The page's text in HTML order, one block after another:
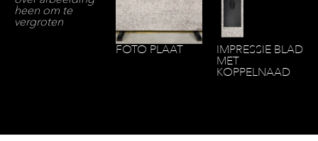
heen om te
vergroten
FOTO PLAAT
IMPRESSIE BLAD
MET
KOPPELNAAD